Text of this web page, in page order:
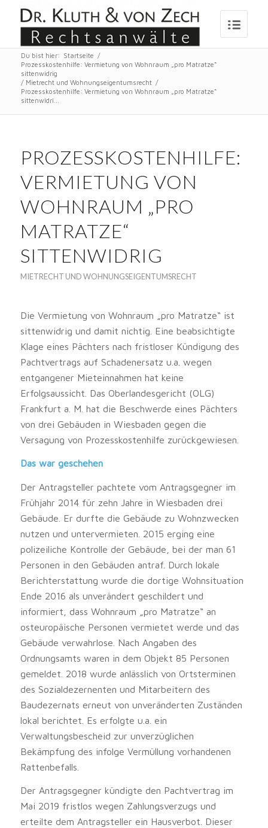
Du bist hier: Startseite
/
Prozesskostenhilfe: Vermietung von Wohnraum „pro Matratze“
sittenwidrig
/ Mietrecht und Wohnungseigentumsrecht /
Prozesskostenhilfe: Vermietung von Wohnraum „pro Matratze“
sittenwidri...
PROZESSKOSTENHILFE:
VERMIETUNG VON
WOHNRAUM „PRO
MATRATZE“
SITTENWIDRIG
MIETRECHT UND WOHNUNGSEIGENTUMSRECHT
Die Vermietung von Wohnraum „pro Matratze“ ist
sittenwidrig und damit nichtig. Eine beabsichtigte
Klage eines Pächters nach fristloser Kündigung des
Pachtvertrags auf Schadenersatz u.a. wegen
entgangener Mieteinnahmen hat keine
Erfolgsaussicht. Das Oberlandesgericht (OLG)
Frankfurt a. M. hat die Beschwerde eines Pächters
von drei Gebäuden in Wiesbaden gegen die
Versagung von Prozesskostenhilfe zurückgewiesen.
Das war geschehen
Der Antragsteller pachtete vom Antragsgegner im
Frühjahr 2014 für zehn Jahre in Wiesbaden drei
Gebäude. Er durfte die Gebäude zu Wohnzwecken
nutzen und untervermieten. 2015 erging eine
polizeiliche Kontrolle der Gebäude, bei der man 61
Personen in den Gebäuden antraf. Durch lokale
Berichterstattung wurde die dortige Wohnsituation
Ende 2016 als unverändert geschildert und
informiert, dass Wohnraum „pro Matratze“ an
osteuropäische Personen vermietet werde und das
Gebäude verwahrlose. Nach Angaben des
Ordnungsamts waren in dem Objekt 85 Personen
gemeldet. 2018 wurde anlässlich von Ortsterminen
des Sozialdezernenten und Mitarbeitern des
Baudezernats erneut von unveränderten Zuständen
lokal berichtet. Es erfolgte u.a. ein
Verwaltungsbescheid zur unverzüglichen
Bekämpfung des infolge Vermüllung vorhandenen
Rattenbefalls.
Der Antragsgegner kündigte den Pachtvertrag im
Mai 2019 fristlos wegen Zahlungsverzugs und
erteilte dem Antragsteller ein Hausverbot. Dieser